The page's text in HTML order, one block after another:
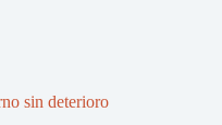
sin deterioro